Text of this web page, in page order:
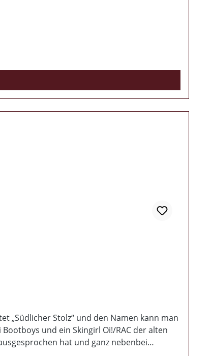
„Südlicher Stolz“ und den Namen kann man
und ein Skingirl Oi!/RAC der alten
hat und ganz nebenbei